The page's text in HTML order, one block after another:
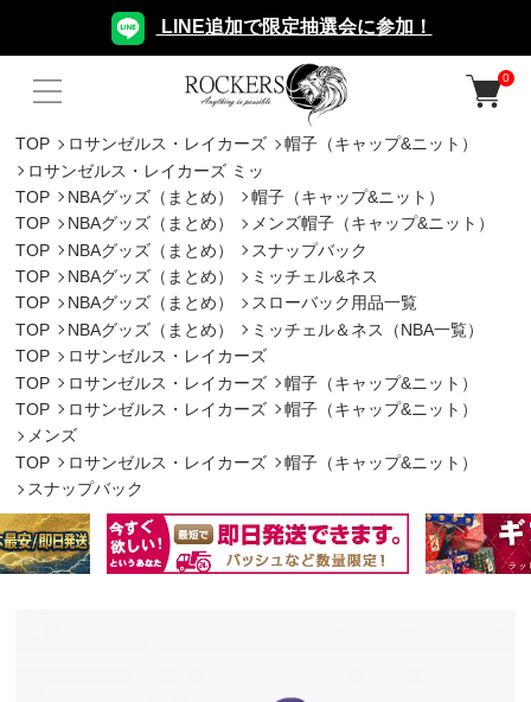
LINE追加で限定抽選会に参加！
0
TOP ロサンゼルス・レイカーズ
帽子（キャップ&ニット）
ロサンゼルス・レイカーズ ミッ
TOP
NBAグッズ（まとめ）
帽子（キャップ&ニット）
TOP
NBAグッズ（まとめ）
メンズ帽子（キャップ&ニット）
TOP
NBAグッズ（まとめ）
スナップバック
TOP
NBAグッズ（まとめ）
ミッチェル&ネス
TOP
NBAグッズ（まとめ）
スローバック用品一覧
TOP
NBAグッズ（まとめ）
ミッチェル＆ネス（NBA一覧）
TOP
ロサンゼルス・レイカーズ
TOP
ロサンゼルス・レイカーズ
帽子（キャップ&ニット）
TOP
ロサンゼルス・レイカーズ
帽子（キャップ&ニット）
メンズ
TOP
ロサンゼルス・レイカーズ
帽子（キャップ&ニット）
スナップバック